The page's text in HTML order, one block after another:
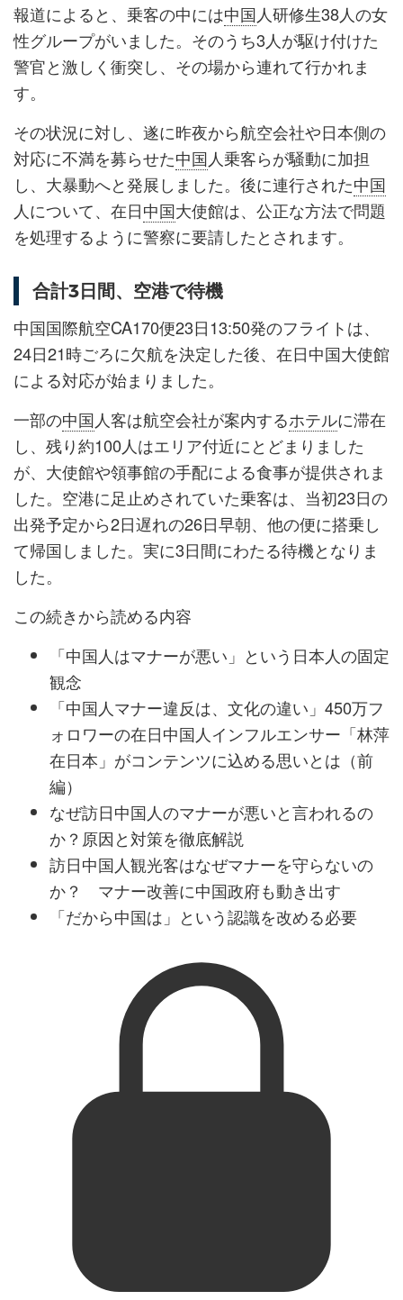
報道によると、乗客の中には中国人研修生38人の女
性グループがいました。そのうち3人が駆け付けた
警官と激しく衝突し、その場から連れて行かれま
す。
その状況に対し、遂に昨夜から航空会社や日本側の
対応に不満を募らせた中国人乗客らが騒動に加担
し、大暴動へと発展しました。後に連行された中国
人について、在日中国大使館は、公正な方法で問題
を処理するように警察に要請したとされます。
合計3日間、空港で待機
中国国際航空CA170便23日13:50発のフライトは、
24日21時ごろに欠航を決定した後、在日中国大使館
による対応が始まりました。
一部の中国人客は航空会社が案内するホテルに滞在
し、残り約100人はエリア付近にとどまりました
が、大使館や領事館の手配による食事が提供されま
した。空港に足止めされていた乗客は、当初23日の
出発予定から2日遅れの26日早朝、他の便に搭乗し
て帰国しました。実に3日間にわたる待機となりま
した。
この続きから読める内容
「中国人はマナーが悪い」という日本人の固定
観念
「中国人マナー違反は、文化の違い」450万フ
ォロワーの在日中国人インフルエンサー「林萍
在日本」がコンテンツに込める思いとは（前
編）
なぜ訪日中国人のマナーが悪いと言われるの
か？原因と対策を徹底解説
訪日中国人観光客はなぜマナーを守らないの
か？ マナー改善に中国政府も動き出す
「だから中国は」という認識を改める必要